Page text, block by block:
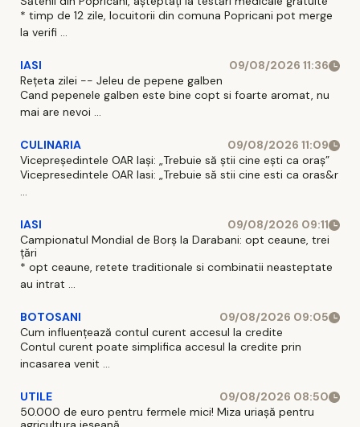
* timp de 12 zile, locuitorii din comuna Popricani pot merge
la verifi ...
IASI
09/08/2026 11:36
Rețeta zilei -- Jeleu de pepene galben
Cand pepenele galben este bine copt si foarte aromat, nu
mai are nevoi ...
CULINARIA
09/08/2026 11:09
Vicepreședintele OAR Iași: „Trebuie să știi cine ești ca oraș”
Vicepresedintele OAR Iasi: „Trebuie să stii cine esti ca oras&r
...
IASI
09/08/2026 09:11
Campionatul Mondial de Borș la Darabani: opt ceaune, trei
țări
* opt ceaune, retete traditionale si combinatii neasteptate
au intrat ...
BOTOSANI
09/08/2026 09:05
Cum influențează contul curent accesul la credite
Contul curent poate simplifica accesul la credite prin
incasarea venit ...
UTILE
09/08/2026 08:50
50.000 de euro pentru fermele mici! Miza uriașă pentru